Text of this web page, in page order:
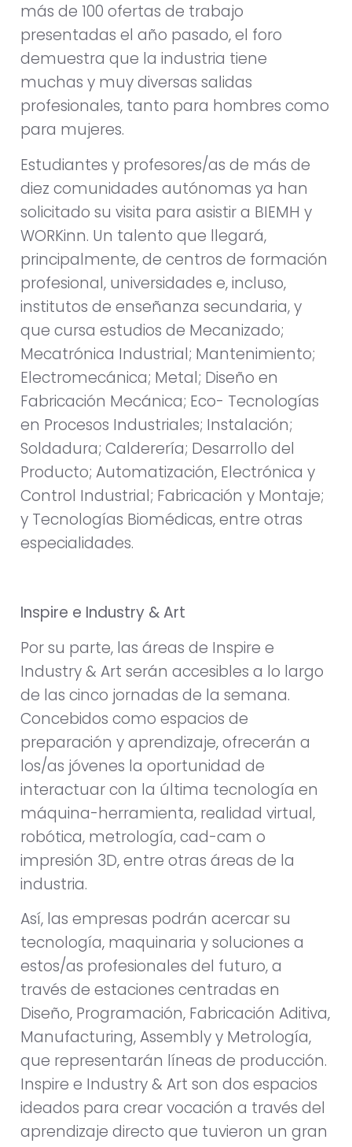
más de 100 ofertas de trabajo
presentadas el año pasado, el foro
demuestra que la industria tiene
muchas y muy diversas salidas
profesionales, tanto para hombres como
para mujeres.
Estudiantes y profesores/as de más de
diez comunidades autónomas ya han
solicitado su visita para asistir a BIEMH y
WORKinn. Un talento que llegará,
principalmente, de centros de formación
profesional, universidades e, incluso,
institutos de enseñanza secundaria, y
que cursa estudios de Mecanizado;
Mecatrónica Industrial; Mantenimiento;
Electromecánica; Metal; Diseño en
Fabricación Mecánica; Eco- Tecnologías
en Procesos Industriales; Instalación;
Soldadura; Calderería; Desarrollo del
Producto; Automatización, Electrónica y
Control Industrial; Fabricación y Montaje;
y Tecnologías Biomédicas, entre otras
especialidades.
Inspire e Industry & Art
Por su parte, las áreas de Inspire e
Industry & Art serán accesibles a lo largo
de las cinco jornadas de la semana.
Concebidos como espacios de
preparación y aprendizaje, ofrecerán a
los/as jóvenes la oportunidad de
interactuar con la última tecnología en
máquina-herramienta, realidad virtual,
robótica, metrología, cad-cam o
impresión 3D, entre otras áreas de la
industria.
Así, las empresas podrán acercar su
tecnología, maquinaria y soluciones a
estos/as profesionales del futuro, a
través de estaciones centradas en
Diseño, Programación, Fabricación Aditiva,
Manufacturing, Assembly y Metrología,
que representarán líneas de producción.
Inspire e Industry & Art son dos espacios
ideados para crear vocación a través del
aprendizaje directo que tuvieron un gran